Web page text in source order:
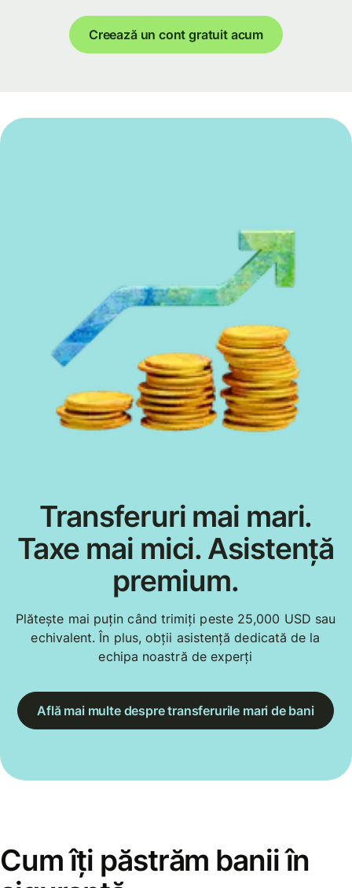
Creează un cont gratuit acum
Transferuri mai mari.
Taxe mai mici. Asistență
premium.
Plătește mai puțin când trimiți peste 25,000 USD sau
echivalent. În plus, obții asistență dedicată de la
echipa noastră de experți
Află mai multe despre transferurile mari de bani
Cum îți păstrăm banii în